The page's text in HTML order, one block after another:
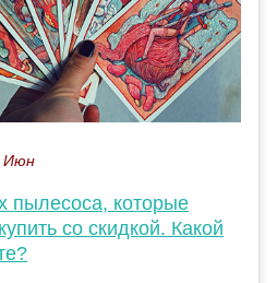
Июн
пылесоса, которые
со скидкой. Какой